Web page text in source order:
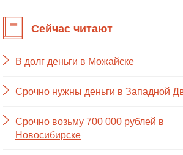
Сейчас читают
В долг деньги в Можайске
Срочно нужны деньги в Западной
Срочно возьму 700 000 рублей в
Новосибирске